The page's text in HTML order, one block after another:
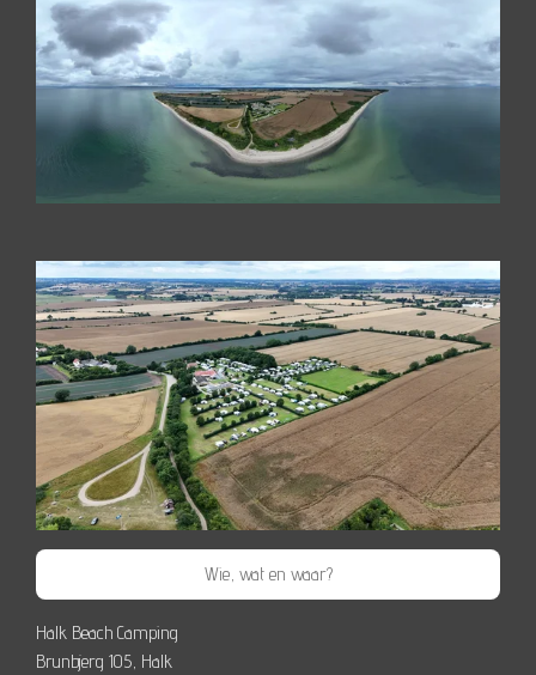
Wie, wat en waar?
Halk Beach Camping
Brunbjerg 105, Halk